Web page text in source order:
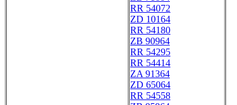
RR 54072
ZD 10164
RR 54180
ZB 90964
RR 54295
RR 54414
ZA 91364
ZD 65064
RR 54558